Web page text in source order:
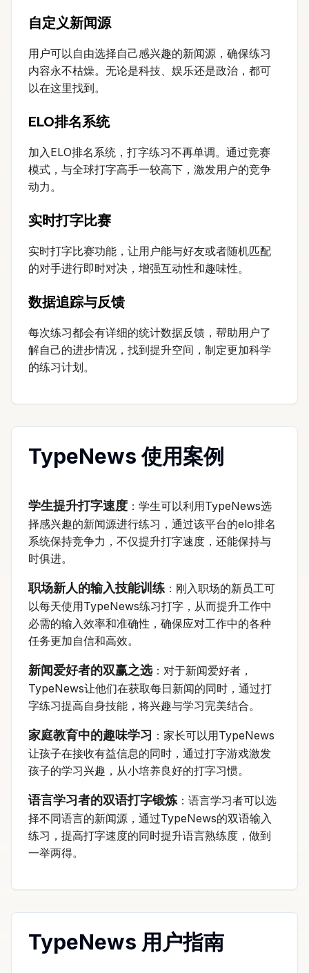
自定义新闻源
用户可以自由选择自己感兴趣的新闻源，确保练习
内容永不枯燥。无论是科技、娱乐还是政治，都可
以在这里找到。
ELO排名系统
加入ELO排名系统，打字练习不再单调。通过竞赛
模式，与全球打字高手一较高下，激发用户的竞争
动力。
实时打字比赛
实时打字比赛功能，让用户能与好友或者随机匹配
的对手进行即时对决，增强互动性和趣味性。
数据追踪与反馈
每次练习都会有详细的统计数据反馈，帮助用户了
解自己的进步情况，找到提升空间，制定更加科学
的练习计划。
TypeNews 使用案例
学生提升打字速度 ：学生可以利用TypeNews选
择感兴趣的新闻源进行练习，通过该平台的elo排名
系统保持竞争力，不仅提升打字速度，还能保持与
时俱进。
职场新人的输入技能训练 ：刚入职场的新员工可
以每天使用TypeNews练习打字，从而提升工作中
必需的输入效率和准确性，确保应对工作中的各种
任务更加自信和高效。
新闻爱好者的双赢之选：对于新闻爱好者，
TypeNews让他们在获取每日新闻的同时，通过打
字练习提高自身技能，将兴趣与学习完美结合。
家庭教育中的趣味学习 ：家长可以用TypeNews
让孩子在接收有益信息的同时，通过打字游戏激发
孩子的学习兴趣，从小培养良好的打字习惯。
语言学习者的双语打字锻炼 ：语言学习者可以选
择不同语言的新闻源，通过TypeNews的双语输入
练习，提高打字速度的同时提升语言熟练度，做到
一举两得。
TypeNews 用户指南